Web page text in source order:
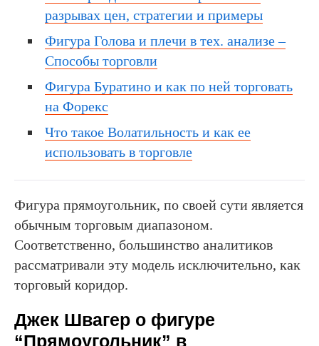
разрывах цен, стратегии и примеры
Фигура Голова и плечи в тех. анализе –
Способы торговли
Фигура Буратино и как по ней торговать
на Форекс
Что такое Волатильность и как ее
использовать в торговле
Фигура прямоугольник, по своей сути является
обычным торговым диапазоном.
Соответственно, большинство аналитиков
рассматривали эту модель исключительно, как
торговый коридор.
Джек Швагер о фигуре
“Прямоугольник” в